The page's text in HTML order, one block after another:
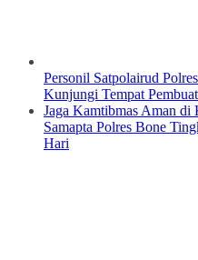
Personil Satpolairud
Kunjungi Tempat
Jaga Kamtibmas Aman di
Samapta Polres Bone
Hari